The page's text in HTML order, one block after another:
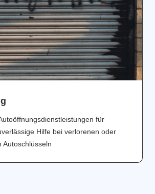
für
Hilfe bei verlorenen oder
Autoschlüsseln